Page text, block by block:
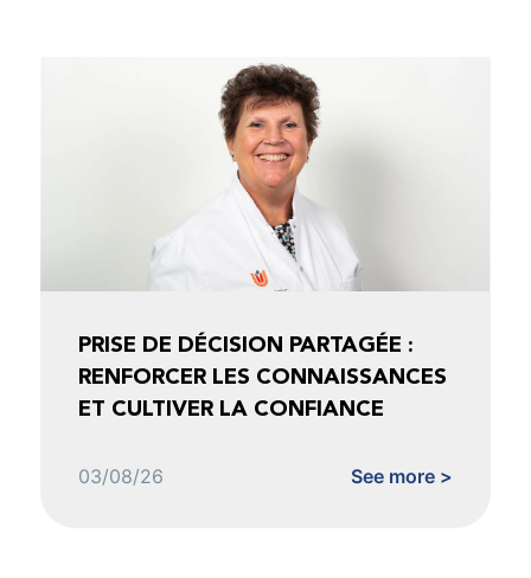
PRISE DE DÉCISION PARTAGÉE :
RENFORCER LES CONNAISSANCES
ET CULTIVER LA CONFIANCE
03/08/26 See more >